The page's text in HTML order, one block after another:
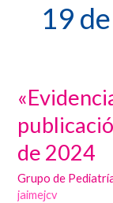
19
de 2024
Grupo de
jaimejcv
«Evidencias
Pediatría»:
publicación
del
número